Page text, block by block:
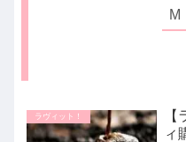
ラヴィット！
ィ